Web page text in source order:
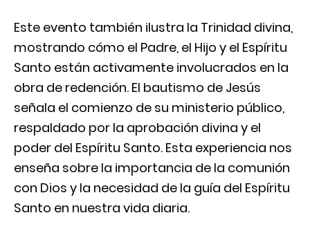
Este evento también ilustra la Trinidad divina,
mostrando cómo el Padre, el Hijo y el Espíritu
Santo están activamente involucrados en la
obra de redención. El bautismo de Jesús
señala el comienzo de su ministerio público,
respaldado por la aprobación divina y el
poder del Espíritu Santo. Esta experiencia nos
enseña sobre la importancia de la comunión
con Dios y la necesidad de la guía del Espíritu
Santo en nuestra vida diaria.